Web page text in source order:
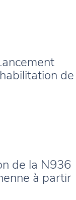
de
de la N936
à partir